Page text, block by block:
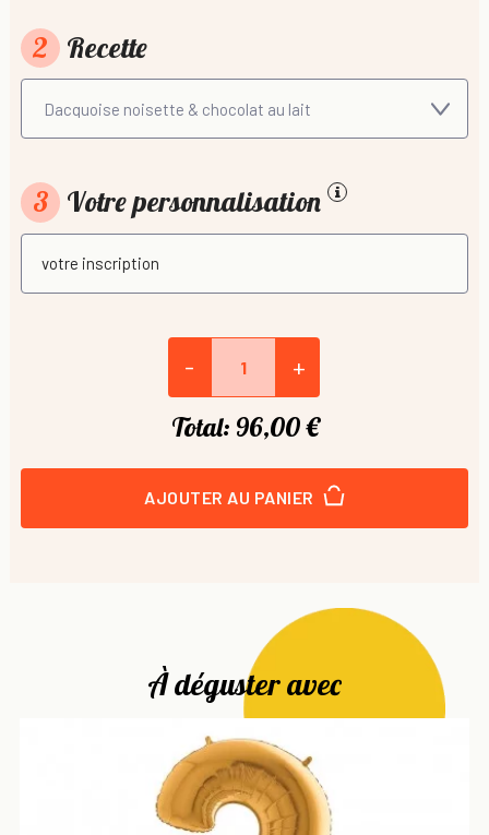
2 Recette
3 Votre personnalisation
- +
Total: 96,00 €
AJOUTER AU PANIER
À déguster avec